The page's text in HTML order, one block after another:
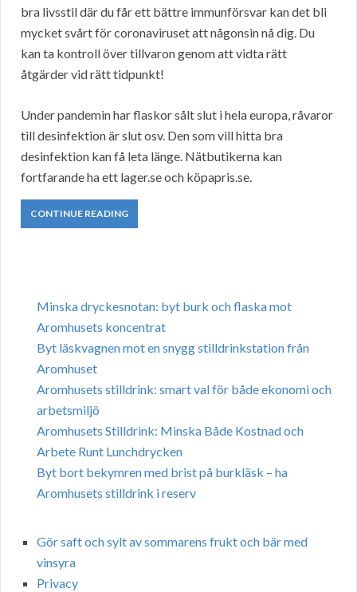
bra livsstil där du får ett bättre immunförsvar kan det bli
mycket svårt för coronaviruset att någonsin nå dig. Du
kan ta kontroll över tillvaron genom att vidta rätt
åtgärder vid rätt tidpunkt!
Under pandemin har flaskor sålt slut i hela europa, råvaror
till desinfektion är slut osv. Den som vill hitta bra
desinfektion kan få leta länge. Nätbutikerna kan
fortfarande ha ett lager.se och köpapris.se.
CONTINUE READING
Minska dryckesnotan: byt burk och flaska mot
Aromhusets koncentrat
Byt läskvagnen mot en snygg stilldrinkstation från
Aromhuset
Aromhusets stilldrink: smart val för både ekonomi och
arbetsmiljö
Aromhusets Stilldrink: Minska Både Kostnad och
Arbete Runt Lunchdrycken
Byt bort bekymren med brist på burkläsk – ha
Aromhusets stilldrink i reserv
Gör saft och sylt av sommarens frukt och bär med
vinsyra
Privacy